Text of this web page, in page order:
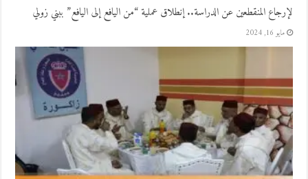
لإرجاع المنقطعين عن الدراسة.. إنطلاق عملية “من اليافع إلى اليافع” ببني زولي
مايو 16, 2024